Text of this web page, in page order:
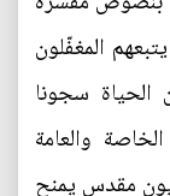
المغفّلون
الحياة سجونا
والعامة
مقدس يمنح